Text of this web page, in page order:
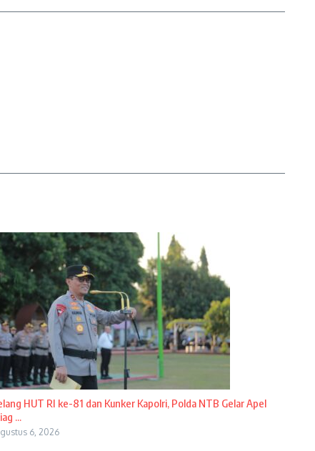
HUT RI ke-81 dan Kunker Kapolri, Polda NTB Gelar Apel
...
6, 2026